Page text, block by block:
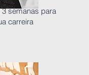
semanas para
carreira